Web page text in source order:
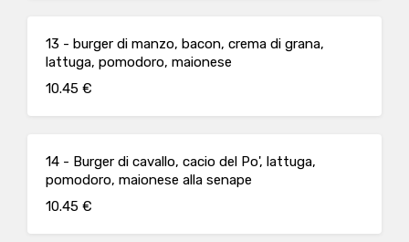
13 - burger di manzo, bacon, crema di grana,
lattuga, pomodoro, maionese
10.45 €
14 - Burger di cavallo, cacio del Po', lattuga,
pomodoro, maionese alla senape
10.45 €